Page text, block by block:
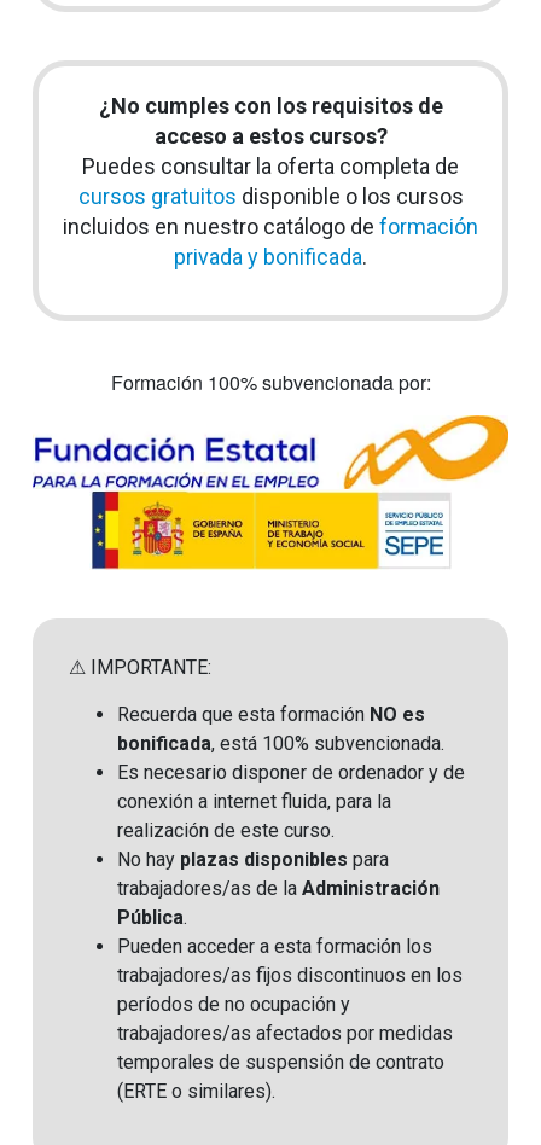
¿No cumples con los requisitos de
acceso a estos cursos?
Puedes consultar la oferta completa de
cursos gratuitos disponible o los cursos
incluidos en nuestro catálogo de formación
privada y bonificada.
Formación 100% subvencionada por:
⚠ IMPORTANTE:
Recuerda que esta formación NO es
bonificada, está 100% subvencionada.
Es necesario disponer de ordenador y de
conexión a internet fluida, para la
realización de este curso.
No hay plazas disponibles para
trabajadores/as de la Administración
Pública.
Pueden acceder a esta formación los
trabajadores/as fijos discontinuos en los
períodos de no ocupación y
trabajadores/as afectados por medidas
temporales de suspensión de contrato
(ERTE o similares).